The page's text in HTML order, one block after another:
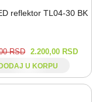
reflektor TL04-⁠30 BK
RSD 2.200,00 RSD
DODAJ U KORPU